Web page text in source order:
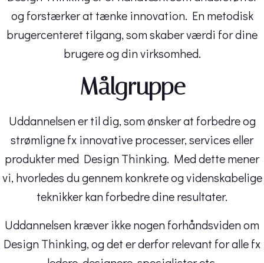
og forstærker at tænke innovation. En metodisk
brugercenteret tilgang, som skaber værdi for dine
brugere og din virksomhed.
Målgruppe
Uddannelsen er til dig, som ønsker at forbedre og
strømligne fx innovative processer, services eller
produkter med Design Thinking. Med dette mener
vi, hvorledes du gennem konkrete og videnskabelige
teknikker kan forbedre dine resultater.
Uddannelsen kræver ikke nogen forhåndsviden om
Design Thinking, og det er derfor relevant for alle fx